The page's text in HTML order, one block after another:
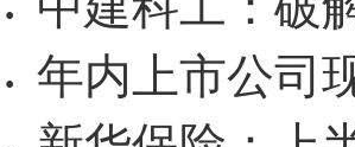
·
· 年内上市公司